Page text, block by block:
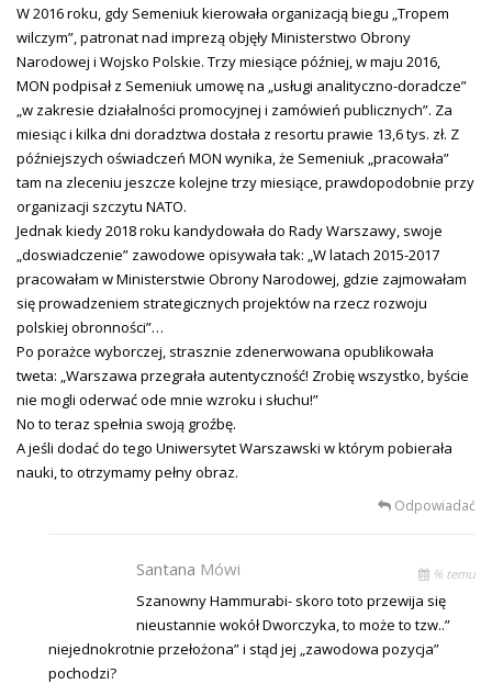
W 2016 roku, gdy Semeniuk kierowała organizacją biegu „Tropem
wilczym”, patronat nad imprezą objęły Ministerstwo Obrony
Narodowej i Wojsko Polskie. Trzy miesiące później, w maju 2016,
MON podpisał z Semeniuk umowę na „usługi analityczno-doradcze”
„w zakresie działalności promocyjnej i zamówień publicznych”. Za
miesiąc i kilka dni doradztwa dostała z resortu prawie 13,6 tys. zł. Z
późniejszych oświadczeń MON wynika, że Semeniuk „pracowała”
tam na zleceniu jeszcze kolejne trzy miesiące, prawdopodobnie przy
organizacji szczytu NATO.
Jednak kiedy 2018 roku kandydowała do Rady Warszawy, swoje
„doswiadczenie” zawodowe opisywała tak: „W latach 2015-2017
pracowałam w Ministerstwie Obrony Narodowej, gdzie zajmowałam
się prowadzeniem strategicznych projektów na rzecz rozwoju
polskiej obronności”…
Po porażce wyborczej, strasznie zdenerwowana opublikowała
tweta: „Warszawa przegrała autentyczność! Zrobię wszystko, byście
nie mogli oderwać ode mnie wzroku i słuchu!”
No to teraz spełnia swoją groźbę.
A jeśli dodać do tego Uniwersytet Warszawski w którym pobierała
nauki, to otrzymamy pełny obraz.
Odpowiadać
Santana Mówi % temu
Szanowny Hammurabi- skoro toto przewija się
nieustannie wokół Dworczyka, to może to tzw..”
niejednokrotnie przełożona” i stąd jej „zawodowa pozycja”
pochodzi?